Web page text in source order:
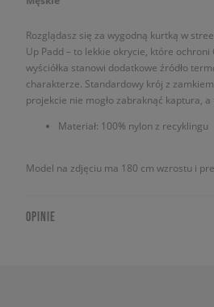
Rozglądasz się za wygodną kurtką w
Up Padd – to lekkie okrycie, które
wyściółka stanowi dodatkowe źródło
charakterze. Standardowy krój z
projekcie nie mogło zabraknąć kaptura,
Materiał: 100% nylon z recyklingu
Model na zdjęciu ma 180 cm wzrostu i
OPINIE